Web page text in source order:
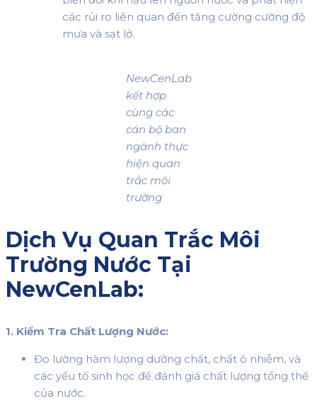
các rủi ro liên quan đến tăng cường cường độ
mưa và sạt lở.
NewCenLab
kết hợp
cùng các
cán bộ ban
ngành thực
hiện quan
trắc môi
trường
Dịch Vụ Quan Trắc Môi
Trường Nước Tại
NewCenLab:
1. Kiểm Tra Chất Lượng Nước:
Đo lường hàm lượng dưỡng chất, chất ô nhiễm, và
các yếu tố sinh học để đánh giá chất lượng tổng thể
của nước.